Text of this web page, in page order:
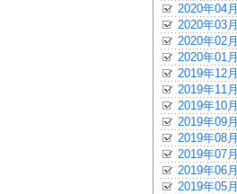
2020年04月
2020年03月
2020年02月
2020年01月
2019年12月
2019年11月
2019年10月
2019年09月
2019年08月
2019年07月
2019年06月
2019年05月